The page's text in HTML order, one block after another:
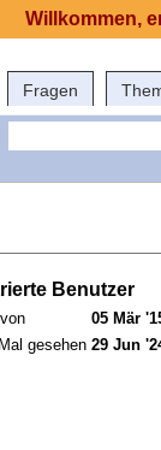
Fragen
Benutzer
05 Mär
gesehen 29 Jun
Willkommen,